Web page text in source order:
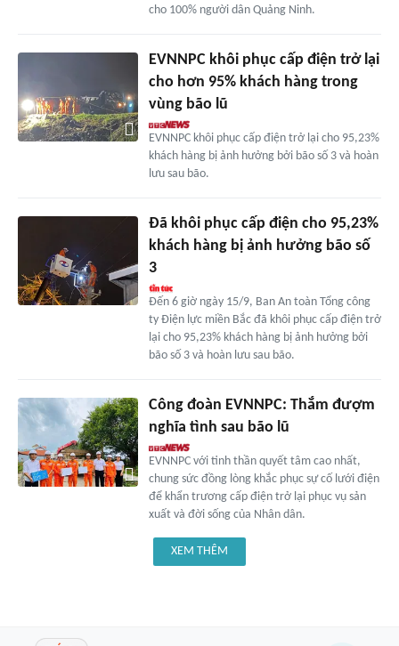
cho 100% người dân Quảng Ninh.
EVNNPC khôi phục cấp điện trở lại
cho hơn 95% khách hàng trong
vùng bão lũ
EVNNPC khôi phục cấp điện trở lại cho 95,23%
khách hàng bị ảnh hưởng bởi bão số 3 và hoàn
lưu sau bão.
Đã khôi phục cấp điện cho 95,23%
khách hàng bị ảnh hưởng bão số
3
Đến 6 giờ ngày 15/9, Ban An toàn Tổng công
ty Điện lực miền Bắc đã khôi phục cấp điện trở
lại cho 95,23% khách hàng bị ảnh hưởng bởi
bão số 3 và hoàn lưu sau bão.
Công đoàn EVNNPC: Thắm đượm
nghĩa tình sau bão lũ
EVNNPC với tinh thần quyết tâm cao nhất,
chung sức đồng lòng khắc phục sự cố lưới điện
để khẩn trương cấp điện trở lại phục vụ sản
xuất và đời sống của Nhân dân.
XEM THÊM